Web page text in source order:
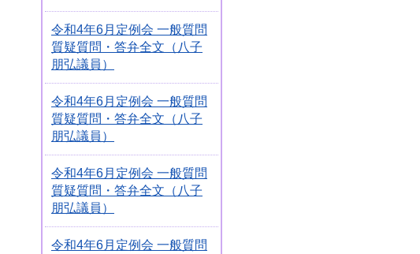
令和4年6月定例会 一般質問
質疑質問・答弁全文（八子
朋弘議員）
令和4年6月定例会 一般質問
質疑質問・答弁全文（八子
朋弘議員）
令和4年6月定例会 一般質問
質疑質問・答弁全文（八子
朋弘議員）
令和4年6月定例会 一般質問